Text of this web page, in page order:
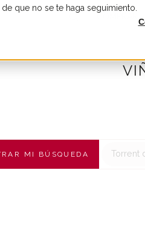
que no se te haga seguimiento.
MI BÚSQUEDA Torrent